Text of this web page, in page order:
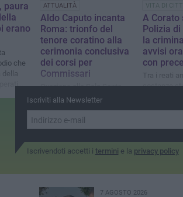
paura
erano
che
della
ATTUALITÀ
Aldo Caputo incanta
Roma: trionfo del
tenore coratino alla
cerimonia conclusiva
dei corsi per
Commissari
Ovazione alla Sala Santa
Cecilia per l’artista di Corato,
che ha emozionato autorità,
allievi e pubblico
VITA DI
A Corato
Polizia
la
avvisi
con
Tra i reati
sostanze
Iscriviti alla Newsletter
Iscrivendoti accetti i termini e la privacy policy
7 AGOSTO 2026